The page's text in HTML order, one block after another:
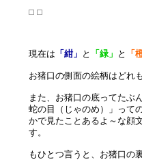
現在は 「紺」 と 「緑」 と 「
お猪口の側面の絵柄はどれ
また、お猪口の底ってたぶ
蛇の目（じゃのめ）」って
かで見たことあるよ～な顔
す。
もひとつ言うと、お猪口の